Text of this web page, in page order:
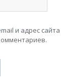
и адрес